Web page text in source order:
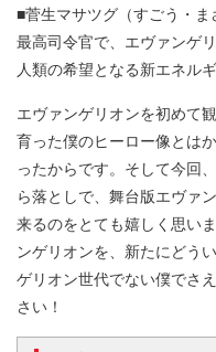
■菅生マサツグ（すごう・
最高司令官で、エヴァンゲ
人類の希望となる新エネル
エヴァンゲリオンを初めて
育った僕のヒーロー像とは
ったからです。そして今回
ら落としで、舞台版エヴァ
来るのをとても嬉しく思い
ンゲリオンを、新たにどう
ゲリオン世代でない僕でさ
さい！